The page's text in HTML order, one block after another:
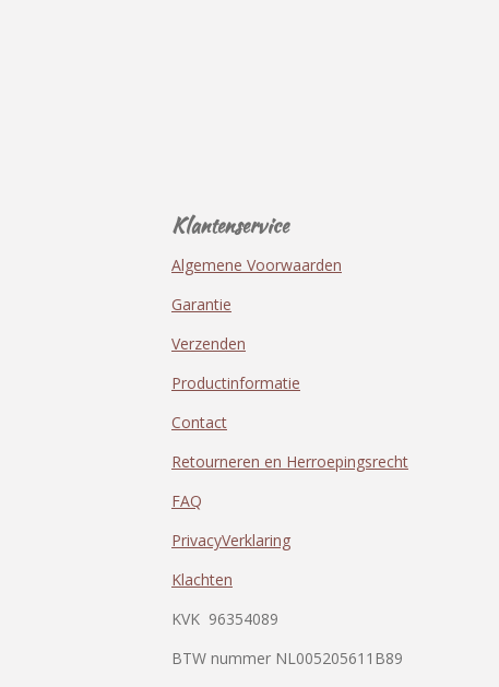
Klantenservice
Algemene Voorwaarden
Garantie
Verzenden
Productinformatie
Contact
Retourneren en Herroepingsrecht
FAQ
PrivacyVerklaring
Klachten
KVK 96354089
BTW nummer NL005205611B89